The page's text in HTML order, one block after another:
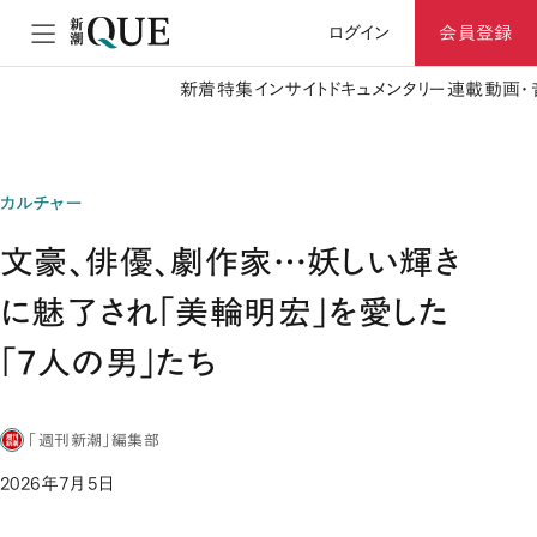
ログイン 会員登録
新着特集 インサイト ドキュメンタリー 連載動画
カルチャー
文豪、俳優、劇作家…妖しい輝き
に魅了され「美輪明宏」を愛した
「7人の男」たち
「週刊新潮」編集部
2026年7月5日